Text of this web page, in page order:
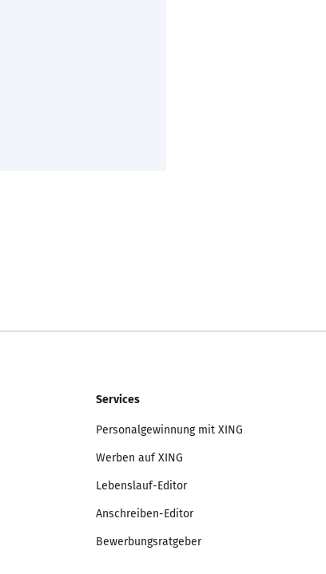
Services
Personalgewinnung mit XING
Werben auf XING
Lebenslauf-Editor
Anschreiben-Editor
Bewerbungsratgeber